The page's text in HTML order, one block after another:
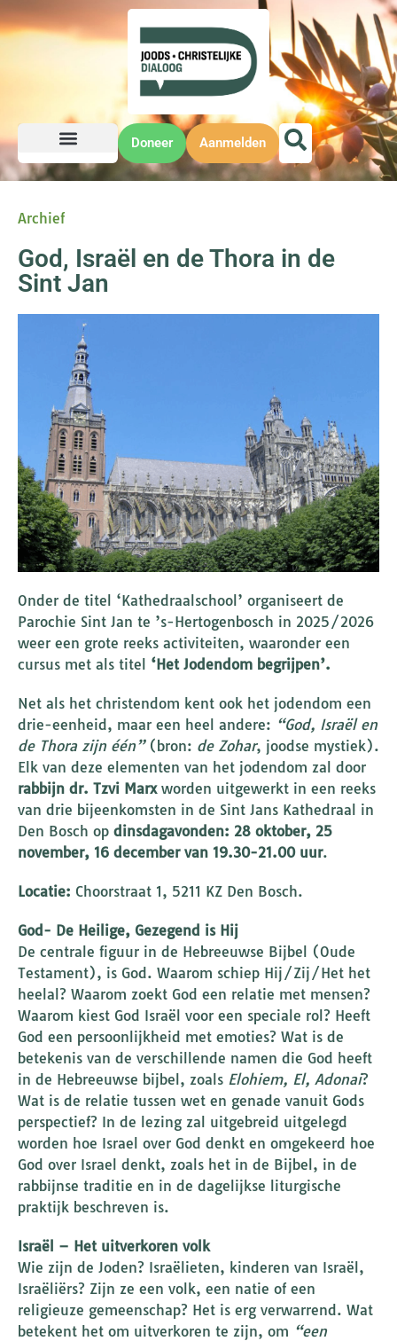
Doneer Aanmelden
Archief
God, Israël en de Thora in de
Sint Jan
Onder de titel ‘Kathedraalschool’ organiseert de
Parochie Sint Jan te ’s-Hertogenbosch in 2025/2026
weer een grote reeks activiteiten, waaronder een
cursus met als titel ‘Het Jodendom begrijpen’.
Net als het christendom kent ook het jodendom een
drie-eenheid, maar een heel andere: “God, Israël en
de Thora zijn één”(bron: de Zohar, joodse mystiek).
Elk van deze elementen van het jodendom zal door
rabbijn dr. Tzvi Marxworden uitgewerkt in een reeks
van drie bijeenkomsten in de Sint Jans Kathedraal in
Den Bosch op dinsdagavonden: 28 oktober, 25
november, 16 december van 19.30-21.00 uur.
Locatie: Choorstraat 1, 5211 KZ Den Bosch.
God- De Heilige, Gezegend is Hij
De centrale figuur in de Hebreeuwse Bijbel (Oude
Testament), is God. Waarom schiep Hij/Zij/Het het
heelal? Waarom zoekt God een relatie met mensen?
Waarom kiest God Israël voor een speciale rol? Heeft
God een persoonlijkheid met emoties? Wat is de
betekenis van de verschillende namen die God heeft
in de Hebreeuwse bijbel, zoals Elohiem, El, Adonai?
Wat is de relatie tussen wet en genade vanuit Gods
perspectief? In de lezing zal uitgebreid uitgelegd
worden hoe Israel over God denkt en omgekeerd hoe
God over Israel denkt, zoals het in de Bijbel, in de
rabbijnse traditie en in de dagelijkse liturgische
praktijk beschreven is.
Israël – Het uitverkoren volk
Wie zijn de Joden? Israëlieten, kinderen van Israël,
Israëliërs? Zijn ze een volk, een natie of een
religieuze gemeenschap? Het is erg verwarrend. Wat
betekent het om uitverkoren te zijn, om “een